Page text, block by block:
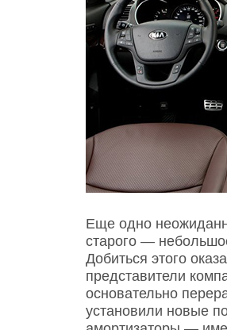
Еще одно
старого —
Добиться этого
представители
основательно
установили новые